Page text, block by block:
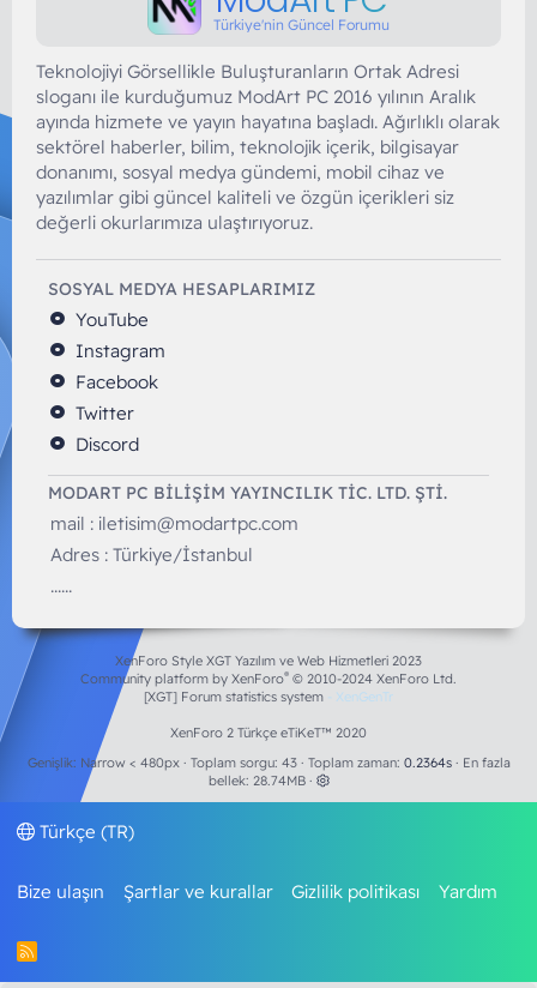
Türkiye'nin Güncel Forumu
Teknolojiyi Görsellikle Buluşturanların Ortak Adresi
sloganı ile kurduğumuz ModArt PC 2016 yılının Aralık
ayında hizmete ve yayın hayatına başladı. Ağırlıklı olarak
sektörel haberler, bilim, teknolojik içerik, bilgisayar
donanımı, sosyal medya gündemi, mobil cihaz ve
yazılımlar gibi güncel kaliteli ve özgün içerikleri siz
değerli okurlarımıza ulaştırıyoruz.
SOSYAL MEDYA HESAPLARIMIZ
YouTube
Instagram
Facebook
Twitter
Discord
MODART PC BILIŞIM YAYINCILIK TİC. LTD. ŞTİ.
mail : iletisim@modartpc.com
Adres : Türkiye/İstanbul
......
XenForo Style XGT Yazılım ve Web Hizmetleri 2023
Community platform by XenForo® © 2010-2024 XenForo Ltd.
[XGT] Forum statistics system
- XenGenTr
XenForo 2 Türkçe eTiKeT™ 2020
Genişlik
Toplam sorgu 43 Toplam zaman 0.2364s
En fazla
bellek 28.74MB
Türkçe (TR)
Bize ulaşın Şartlar ve kurallar Gizlilik politikası Yardım
R